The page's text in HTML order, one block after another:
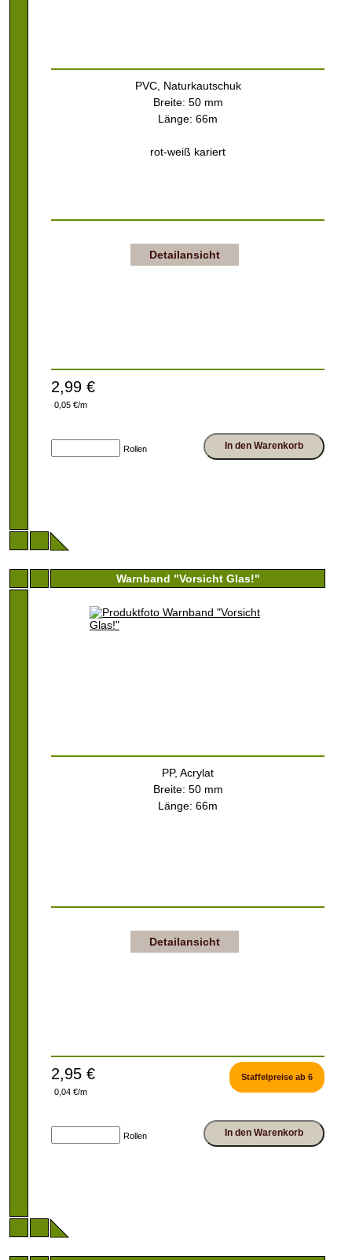
PVC, Naturkautschuk
Breite: 50 mm
Länge: 66m
rot-weiß kariert
Detailansicht
2,99 €
0,05 €/m
Rollen In den Warenkorb
Warnband "Vorsicht Glas!"
PP, Acrylat
Breite: 50 mm
Länge: 66m
Detailansicht
2,95 €
0,04 €/m
Staffelpreise ab 6
Rollen In den Warenkorb